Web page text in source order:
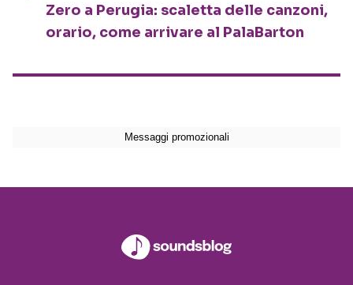
Zero a Perugia: scaletta delle canzoni,
orario, come arrivare al PalaBarton